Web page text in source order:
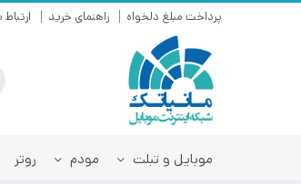
پرداخت مبلغ دلخواه راهنمای خرید ارتباط
موبایل و تبلت مودم روتر